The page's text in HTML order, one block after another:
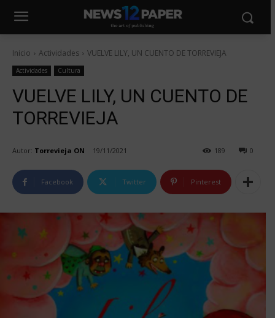
Inicio Actividades VUELVE LILY, UN CUENTO DE TORREVIEJA
Actividades Cultura
VUELVE LILY, UN CUENTO DE
TORREVIEJA
Autor: Torrevieja ON 19/11/2021 0
189
Facebook Twitter Pinterest